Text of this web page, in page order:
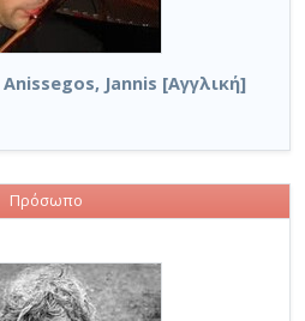
Anissegos, Jannis [Αγγλική]
Πρόσωπο